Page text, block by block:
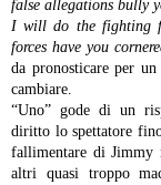
false allegations bully
I will do the fighting
forces have you
da pronosticare per
cambiare.
“Uno” gode di un
diritto lo spettatore
fallimentare di Jimmy
altri quasi troppo